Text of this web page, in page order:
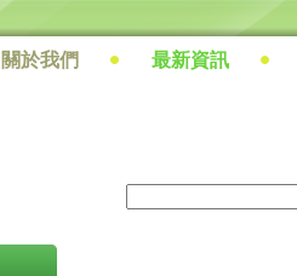
搜尋
關於我們 最新資訊